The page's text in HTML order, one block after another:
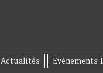
Actualités Evènements